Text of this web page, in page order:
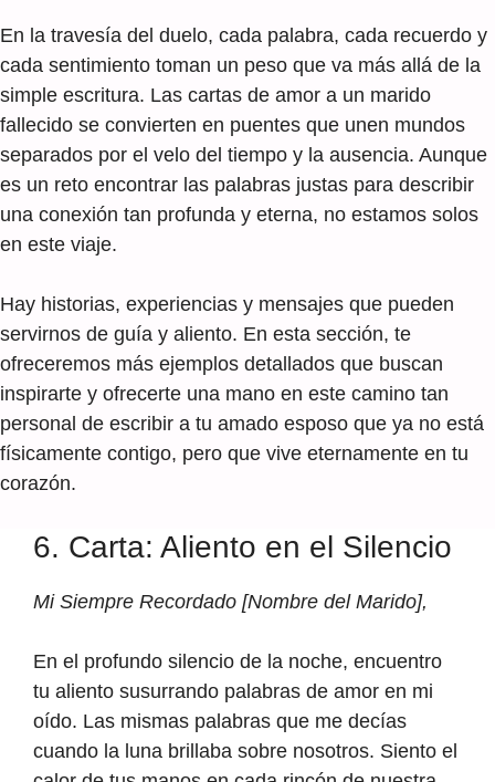
En la travesía del duelo, cada palabra, cada recuerdo y
cada sentimiento toman un peso que va más allá de la
simple escritura. Las cartas de amor a un marido
fallecido se convierten en puentes que unen mundos
separados por el velo del tiempo y la ausencia. Aunque
es un reto encontrar las palabras justas para describir
una conexión tan profunda y eterna, no estamos solos
en este viaje.
Hay historias, experiencias y mensajes que pueden
servirnos de guía y aliento. En esta sección, te
ofreceremos más ejemplos detallados que buscan
inspirarte y ofrecerte una mano en este camino tan
personal de escribir a tu amado esposo que ya no está
físicamente contigo, pero que vive eternamente en tu
corazón.
6. Carta: Aliento en el Silencio
Mi Siempre Recordado [Nombre del Marido],
En el profundo silencio de la noche, encuentro
tu aliento susurrando palabras de amor en mi
oído. Las mismas palabras que me decías
cuando la luna brillaba sobre nosotros. Siento el